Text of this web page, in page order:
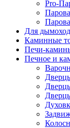
Pro-
Для
Каминные
Печи-
Печное и